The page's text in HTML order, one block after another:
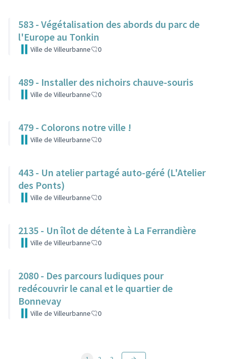
583 - Végétalisation des abords du parc de
l'Europe au Tonkin
Ville de Villeurbanne 0
489 - Installer des nichoirs chauve-souris
Ville de Villeurbanne 0
479 - Colorons notre ville !
Ville de Villeurbanne 0
443 - Un atelier partagé auto-géré (L'Atelier
des Ponts)
Ville de Villeurbanne 0
2135 - Un îlot de détente à La Ferrandière
Ville de Villeurbanne 0
2080 - Des parcours ludiques pour
redécouvrir le canal et le quartier de
Bonnevay
Ville de Villeurbanne 0